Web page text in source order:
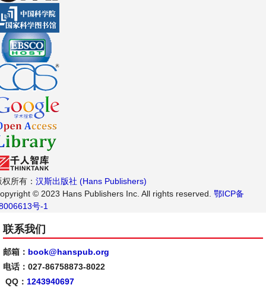
权所有： 汉斯出版社 (Hans Publishers)
© 2023 Hans Publishers Inc. All rights reserved. 鄂ICP备
号-1
联系我们
邮箱： book@hanspub.org
电话：027-86758873-8022
QQ： 1243940697